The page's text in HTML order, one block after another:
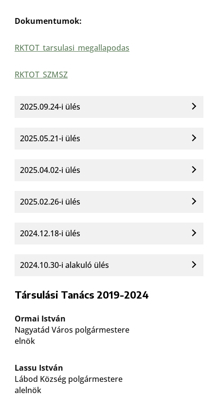
Dokumentumok:
RKTOT_tarsulasi_megallapodas
RKTOT_SZMSZ
2025.09.24-i ülés
2025.05.21-i ülés
2025.04.02-i ülés
2025.02.26-i ülés
2024.12.18-i ülés
2024.10.30-i alakuló ülés
Társulási Tanács 2019-2024
Ormai István
Nagyatád Város polgármestere
elnök
Lassu István
Lábod Község polgármestere
alelnök